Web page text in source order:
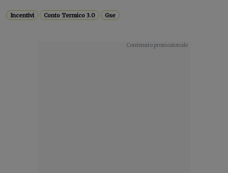
Incentivi Conto Termico 3.0 Gse